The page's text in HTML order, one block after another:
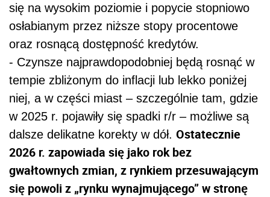
się na wysokim poziomie i popycie stopniowo
osłabianym przez niższe stopy procentowe
oraz rosnącą dostępność kredytów.
- Czynsze najprawdopodobniej będą rosnąć w
tempie zbliżonym do inflacji lub lekko poniżej
niej, a w części miast – szczególnie tam, gdzie
w 2025 r. pojawiły się spadki r/r – możliwe są
dalsze delikatne korekty w dół. Ostatecznie
2026 r. zapowiada się jako rok bez
gwałtownych zmian, z rynkiem przesuwającym
się powoli z „rynku wynajmującego” w stronę